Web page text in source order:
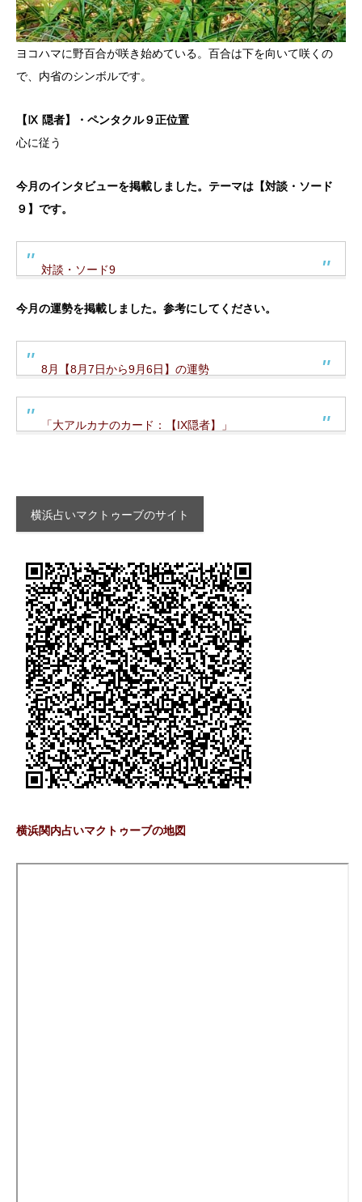
ヨコハマに野百合が咲き始めている。百合は下を向いて咲くの
で、内省のシンボルです。
【Ⅸ 隠者】・ペンタクル９正位置
心に従う
今月のインタビューを掲載しました。テーマは【対談・ソード
９】です。
対談・ソード9
今月の運勢を掲載しました。参考にしてください。
8月【8月7日から9月6日】の運勢
「大アルカナのカード：【IX隠者】」
横浜占いマクトゥーブのサイト
横浜関内占いマクトゥーブの地図